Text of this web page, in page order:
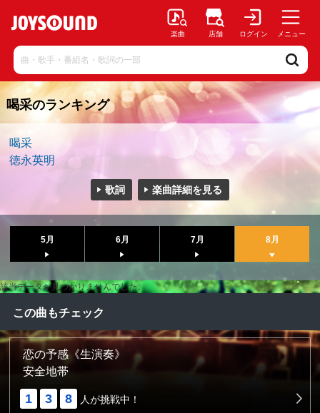
楽曲 店舗 ログイン メニュー
喝采のランキング
喝采
徳永英明
歌詞 楽曲詳細を見る
5月 6月 7月 8月
該当データが見つかりませんでした。
この曲もチェック
恋の予感《生演奏》
安全地帯
1 3 8 人が挑戦中！